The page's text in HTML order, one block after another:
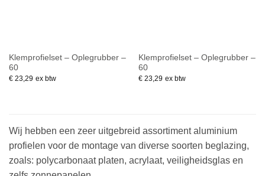
Klemprofielset – Oplegrubber –
60
€23,29 ex btw
Klemprofielset – Oplegrubber –
60
€23,29 ex btw
Wij hebben een zeer uitgebreid assortiment aluminium
profielen voor de montage van diverse soorten beglazing,
zoals: polycarbonaat platen, acrylaat, veiligheidsglas en